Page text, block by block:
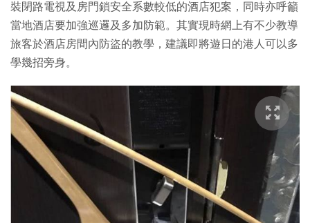
裝閉路電視及房門鎖安全系數較低的酒店犯案，同時亦呼籲
當地酒店要加強巡邏及多加防範。其實現時網上有不少教導
旅客於酒店房間內防盜的教學，建議即將遊日的港人可以多
學幾招旁身。